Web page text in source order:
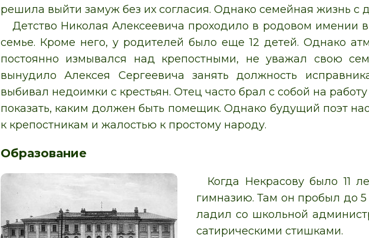
решила выйти замуж без их согласия. Однако семейная жизнь
Детство Николая Алексеевича проходило в родовом имении
семье. Кроме него, у родителей было еще 12 детей. Однако
постоянно измывался над крепостными, не уважал свою
вынудило Алексея Сергеевича занять должность
выбивал недоимки с крестьян. Отец часто брал с собой на
показать, каким должен быть помещик. Однако будущий поэт
к крепостникам и жалостью к простому народу.
Образование
Когда Некрасову было 11
гимназию. Там он пробыл до
ладил со школьной
сатирическими стишками.